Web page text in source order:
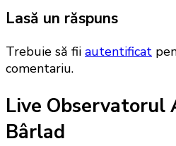
Lasă un răspuns
Trebuie să fii autentificat
comentariu.
Live Observatorul
Bârlad